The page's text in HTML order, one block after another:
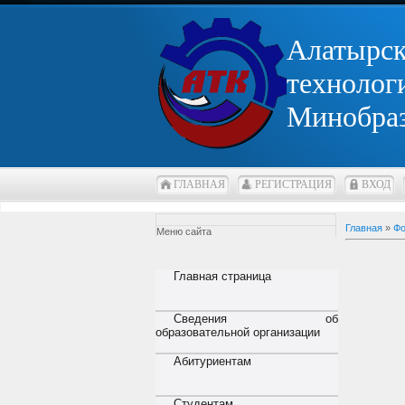
ГЛАВНАЯ РЕГИСТРАЦИЯ ВХОД
Меню сайта
Главная страница
Сведения об
образовательной организации
Абитуриентам
Главная »